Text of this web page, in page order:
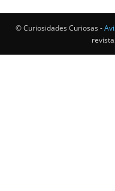
© Curiosidades Curiosas -